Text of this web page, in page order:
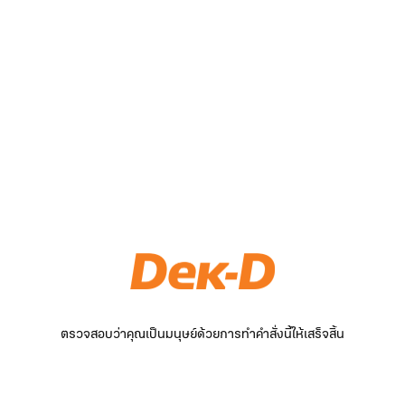
ตรวจสอบว่าคุณเป็นมนุษย์ด้วยการทำคำสั่งนี้ให้เสร็จสิ้น